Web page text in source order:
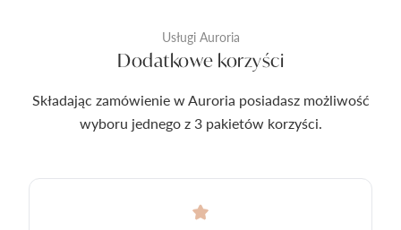
Usługi Auroria
Dodatkowe korzyści
Składając zamówienie w Auroria posiadasz możliwość
wyboru jednego z 3 pakietów korzyści.